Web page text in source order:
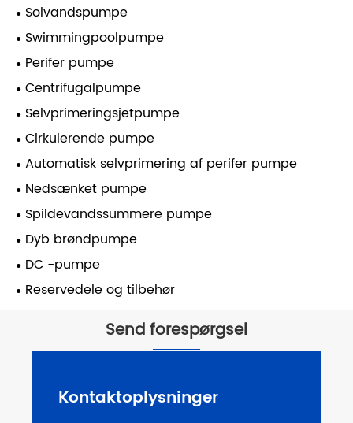
Solvandspumpe
Swimmingpoolpumpe
Perifer pumpe
Centrifugalpumpe
Selvprimeringsjetpumpe
Cirkulerende pumpe
Automatisk selvprimering af perifer pumpe
Nedsænket pumpe
Spildevandssummere pumpe
Dyb brøndpumpe
DC -pumpe
Reservedele og tilbehør
Send forespørgsel
Kontaktoplysninger